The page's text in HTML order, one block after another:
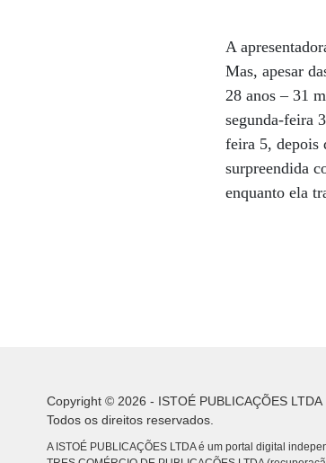
A
Mas, apesar
28 anos – 31
segunda-feira
feira 5, depois
surpreendida
enquanto ela
Copyright © 2026 - ISTOÉ PUBLICAÇÕES LTDA
Todos os direitos reservados.
A ISTOÉ PUBLICAÇÕES LTDA é um portal digital